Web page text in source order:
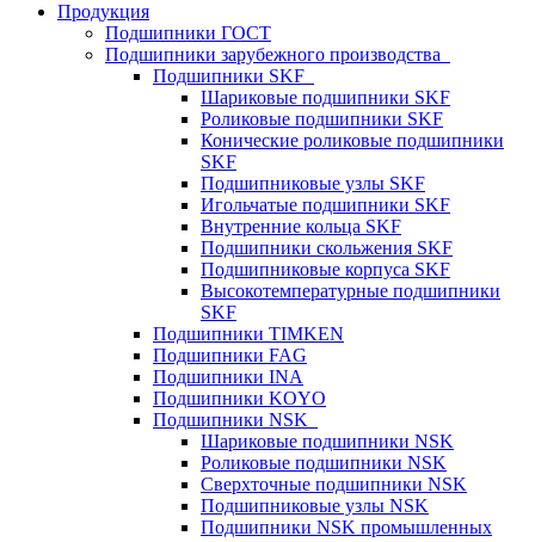
Продукция
Подшипники ГОСТ
Подшипники зарубежного производства
Подшипники SKF
Шариковые подшипники SKF
Роликовые подшипники SKF
Конические роликовые подшипники
SKF
Подшипниковые узлы SKF
Игольчатые подшипники SKF
Внутренние кольца SKF
Подшипники скольжения SKF
Подшипниковые корпуса SKF
Высокотемпературные подшипники
SKF
Подшипники TIMKEN
Подшипники FAG
Подшипники INA
Подшипники KOYO
Подшипники NSK
Шариковые подшипники NSK
Роликовые подшипники NSK
Сверхточные подшипники NSK
Подшипниковые узлы NSK
Подшипники NSK промышленных